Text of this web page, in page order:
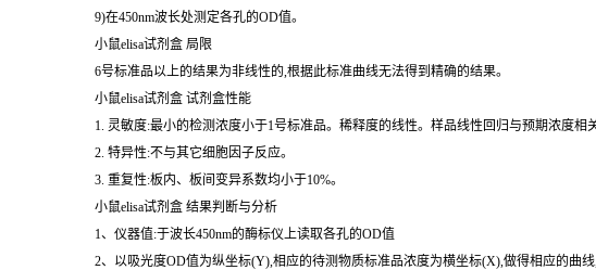
7)每孔加入底物A、B各50ul,轻轻振荡混匀,37℃温育10分钟。避免光照。
8)取出酶标板,迅速加入50ul终止液,加入终止液后应立即测定结果。
9)在450nm波长处测定各孔的OD值。
小鼠elisa试剂盒 局限
6号标准品以上的结果为非线性的,根据此标准曲线无法得到精确的结果。
小鼠elisa试剂盒 试剂盒性能
1. 灵敏度:最小的检测浓度小于1号标准品。稀释度的线性。样品线性回归与预期浓度相关
2. 特异性:不与其它细胞因子反应。
3. 重复性:板内、板间变异系数均小于10%。
小鼠elisa试剂盒 结果判断与分析